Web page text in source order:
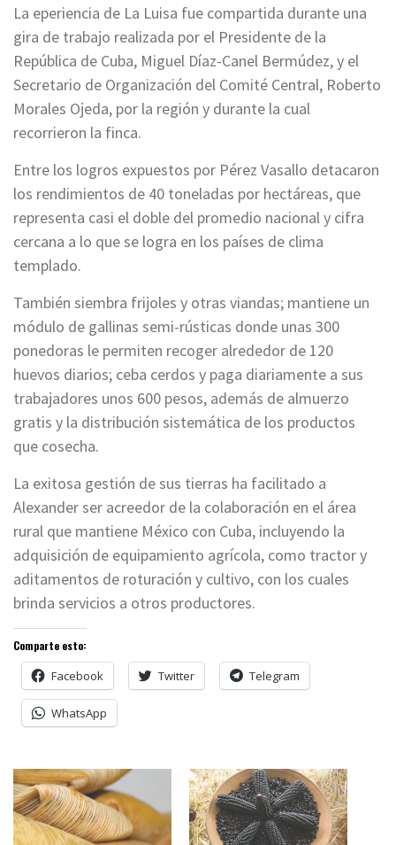
La eperiencia de La Luisa fue compartida durante una
gira de trabajo realizada por el Presidente de la
República de Cuba, Miguel Díaz-Canel Bermúdez, y el
Secretario de Organización del Comité Central, Roberto
Morales Ojeda, por la región y durante la cual
recorrieron la finca.
Entre los logros expuestos por Pérez Vasallo detacaron
los rendimientos de 40 toneladas por hectáreas, que
representa casi el doble del promedio nacional y cifra
cercana a lo que se logra en los países de clima
templado.
También siembra frijoles y otras viandas; mantiene un
módulo de gallinas semi-rústicas donde unas 300
ponedoras le permiten recoger alrededor de 120
huevos diarios; ceba cerdos y paga diariamente a sus
trabajadores unos 600 pesos, además de almuerzo
gratis y la distribución sistemática de los productos
que cosecha.
La exitosa gestión de sus tierras ha facilitado a
Alexander ser acreedor de la colaboración en el área
rural que mantiene México con Cuba, incluyendo la
adquisición de equipamiento agrícola, como tractor y
aditamentos de roturación y cultivo, con los cuales
brinda servicios a otros productores.
Comparte esto:
Facebook Twitter Telegram
WhatsApp